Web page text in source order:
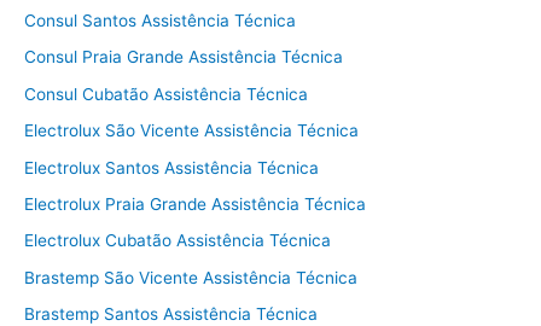
Consul Santos Assistência Técnica
Consul Praia Grande Assistência Técnica
Consul Cubatão Assistência Técnica
Electrolux São Vicente Assistência Técnica
Electrolux Santos Assistência Técnica
Electrolux Praia Grande Assistência Técnica
Electrolux Cubatão Assistência Técnica
Brastemp São Vicente Assistência Técnica
Brastemp Santos Assistência Técnica